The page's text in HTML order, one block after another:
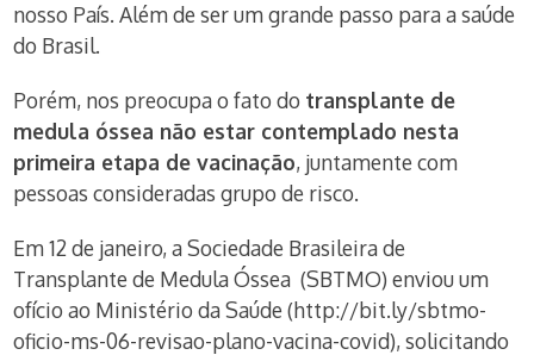
nosso País. Além de ser um grande passo para a saúde
do Brasil.
Porém, nos preocupa o fato do transplante de
medula óssea não estar contemplado nesta
primeira etapa de vacinação, juntamente com
pessoas consideradas grupo de risco.
Em 12 de janeiro, a Sociedade Brasileira de
Transplante de Medula Óssea (SBTMO) enviou um
ofício ao Ministério da Saúde (http://bit.ly/sbtmo-
oficio-ms-06-revisao-plano-vacina-covid), solicitando